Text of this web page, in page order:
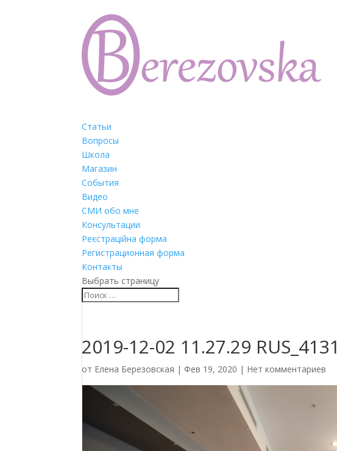
Статьи
Вопросы
Школа
Магазин
События
Видео
СМИ обо мне
Консультации
Реєстраційна форма
Регистрационная форма
Контакты
Выбрать страницу
2019-12-02 11.27.29 RUS_4131
от Елена Березовская | Фев 19, 2020 | Нет комментариев